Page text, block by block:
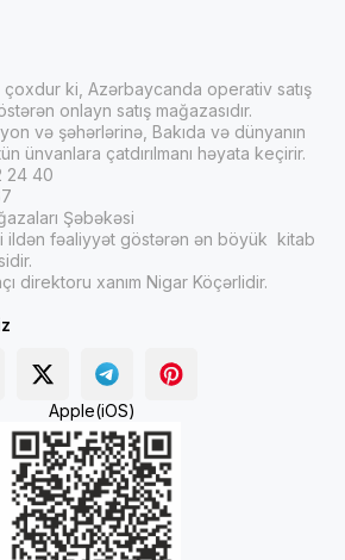
çoxdur ki, Azərbaycanda operativ satış
onlayn satış mağazasıdır.
və şəhərlərinə, Bakıda və dünyanın
ünvanlara çatdırılmanı həyata keçirir.
24 40
Şəbəkəsi
ildən fəaliyyət göstərən ən böyük kitab
direktoru xanım Nigar Köçərlidir.
Apple(iOS)